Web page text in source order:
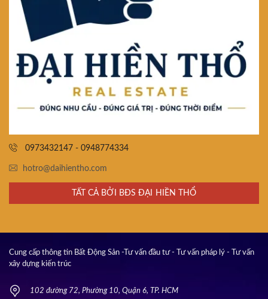
0973432147 - 0948774334
hotro@daihientho.com
TẤT CẢ BỞI BĐS ĐẠI HIỀN THỔ
Cung cấp thông tin Bất Động Sản -Tư vấn đầu tư - Tư vấn pháp lý - Tư vấn
xây dựng kiến trúc
102 đường 72, Phường 10, Quận 6, TP. HCM